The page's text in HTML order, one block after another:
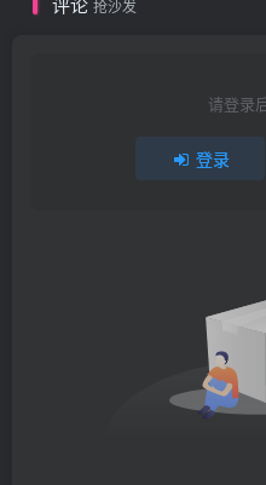
抢沙发
请登录
登录